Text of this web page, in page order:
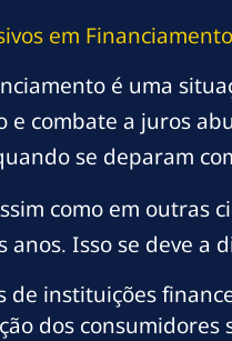
em
é uma
e combate a juros
se deparam
como em
Isso se deve a
de instituições
dos consumidores